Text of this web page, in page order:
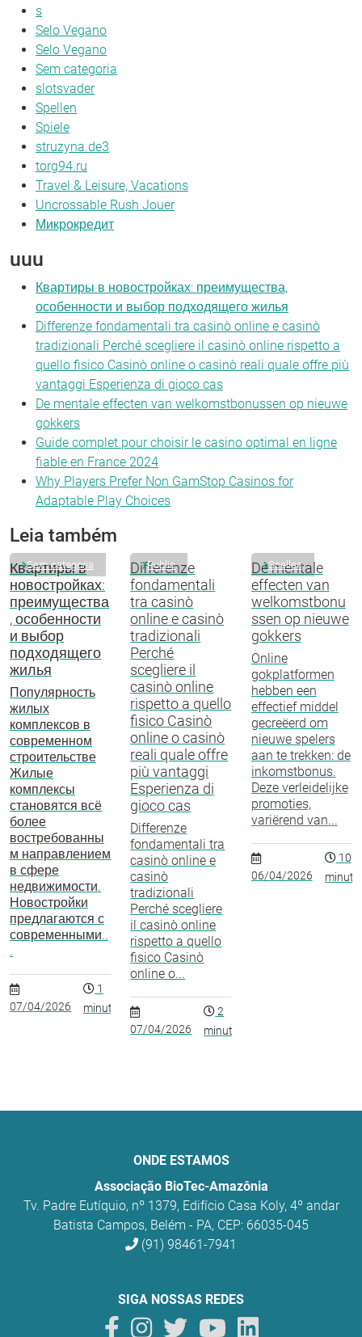
s
Selo Vegano
Selo Vegano
Sem categoria
slotsvader
Spellen
Spiele
struzyna.de3
torg94.ru
Travel & Leisure, Vacations
Uncrossable Rush Jouer
Микрокредит
uuu
Квартиры в новостройках: преимущества,
особенности и выбор подходящего жилья
Differenze fondamentali tra casinò online e casinò
tradizionali Perché scegliere il casinò online rispetto a
quello fisico Casinò online o casinò reali quale offre più
vantaggi Esperienza di gioco cas
De mentale effecten van welkomstbonussen op nieuwe
gokkers
Guide complet pour choisir le casino optimal en ligne
fiable en France 2024
Why Players Prefer Non GamStop Casinos for
Adaptable Play Choices
Leia também
Sem categoria
Квартиры в
новостройках:
преимущества
, особенности
и выбор
подходящего
жилья
Популярность
жилых
комплексов в
современном
строительстве
Жилые
комплексы
становятся всё
более
востребованны
м направлением
в сфере
недвижимости.
Новостройки
предлагаются с
современными..
.
07/04/2026
1
minuto
Public
Differenze
fondamentali
tra casinò
online e casinò
tradizionali
Perché
scegliere il
casinò online
rispetto a quello
fisico Casinò
online o casinò
reali quale offre
più vantaggi
Esperienza di
gioco cas
Differenze
fondamentali tra
casinò online e
casinò
tradizionali
Perché scegliere
il casinò online
rispetto a quello
fisico Casinò
online o...
07/04/2026
2
minutos
Spellen
De mentale
effecten van
welkomstbonu
ssen op nieuwe
gokkers
Online
gokplatformen
hebben een
effectief middel
gecreëerd om
nieuwe spelers
aan te trekken: de
inkomstbonus.
Deze verleidelijke
promoties,
variërend van...
06/04/2026
10
ONDE ESTAMOS
Associação BioTec-Amazônia
Tv. Padre Eutíquio, nº 1379, Edifício Casa Koly, 4º andar
Batista Campos, Belém - PA, CEP: 66035-045
(91) 98461-7941
SIGA NOSSAS REDES